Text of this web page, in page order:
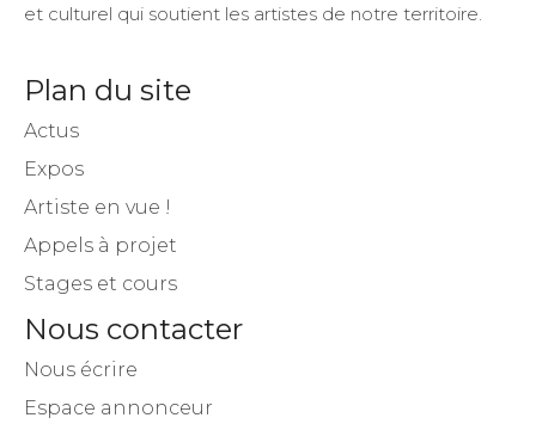
et culturel qui soutient les artistes de notre territoire.
Plan du site
Actus
Expos
Artiste en vue !
Appels à projet
Stages et cours
Nous contacter
Nous écrire
Espace annonceur